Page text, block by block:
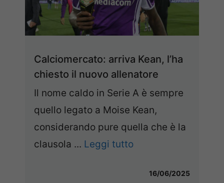
Calciomercato: arriva Kean, l’ha
chiesto il nuovo allenatore
Il nome caldo in Serie A è sempre
quello legato a Moise Kean,
considerando pure quella che è la
clausola ... Leggi tutto
16/06/2025